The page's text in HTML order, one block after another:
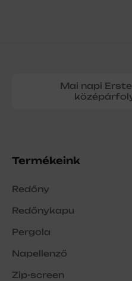
Mai napi Erste
Termékeink
Redőny
Redőnykapu
Pergola
Napellenző
Zip-screen